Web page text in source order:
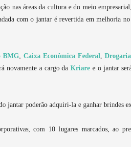
nas áreas da cultura e do meio
com o jantar é revertida em melhoria
BMG, Caixa Econômica Federal,
novamente a cargo daKriare e o jantar
jantar poderão adquiri-la e ganhar brindes
com 10 lugares marcados, ao